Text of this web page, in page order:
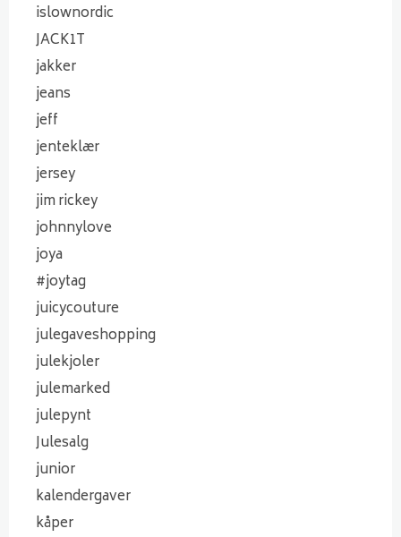
islownordic
JACK1T
jakker
jeans
jeff
jenteklær
jersey
jim rickey
johnnylove
joya
#joytag
juicycouture
julegaveshopping
julekjoler
julemarked
julepynt
Julesalg
junior
kalendergaver
kåper